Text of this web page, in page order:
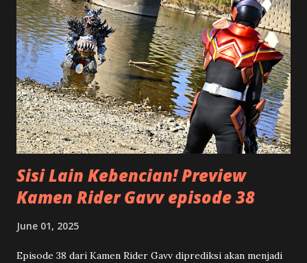
menggambarkan bagaimana cara kita menulis. Kalau Anda
melihat piramida, bentuknya mirip dengan segitiga. Bagian
atasnya adalah puncak, makin ke bawah makin lebar. Namun
kalau piramida atau segitiga ini posisinya kita balik, terlihat
bahwa bagian paling atas yang lebar atau luas, terus
mengecil ke bawah menjadi titik runcing. Serupa dengan
bentuk segitiga terbalik tersebut, suatu artikel akan lebih
terstruktur apabila di bagian awal atau ...
Sisi Lain Kebencian! Preview
Kamen Rider Gavv episode 38
June 01, 2025
Episode 38 dari Kamen Rider Gavv diprediksi akan menjadi